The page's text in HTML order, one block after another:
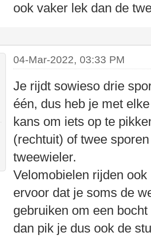
ook vaker lek dan de
04-Mar-2022, 03:33 PM
Je rijdt sowieso drie
één, dus heb je met
kans om iets op te
(rechtuit) of twee
tweewieler.
Velomobielen rijden
ervoor dat je soms de
gebruiken om een
dan pik je dus ook de